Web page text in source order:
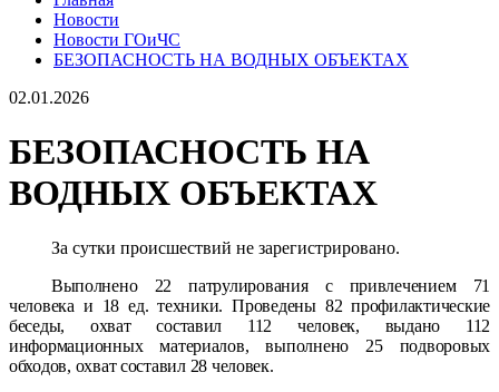
Новости
Новости ГОиЧС
БЕЗОПАСНОСТЬ НА ВОДНЫХ ОБЪЕКТАХ
02.01.2026
БЕЗОПАСНОСТЬ НА
ВОДНЫХ ОБЪЕКТАХ
За сутки происшествий не зарегистрировано.
Выполнено 22 патрулирования с привлечением 71
человека и 18 ед. техники. Проведены 82 профилактические
беседы, охват составил 112 человек, выдано 112
информационных материалов,выполнено 25 подворовых
обходов, охват составил 28 человек.